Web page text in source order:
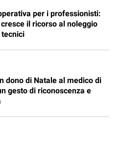
per i professionisti:
il ricorso al noleggio
dono di Natale al medico di
gesto di riconoscenza e